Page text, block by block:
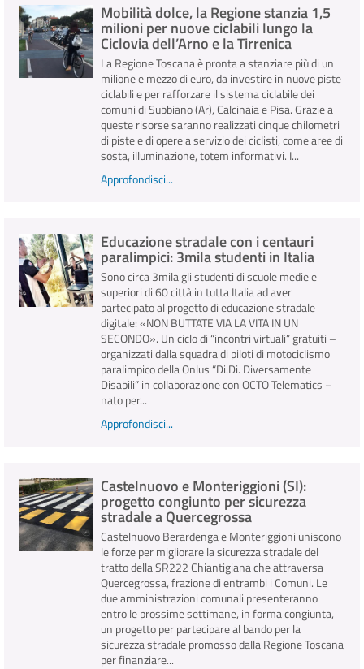
Mobilità dolce, la Regione stanzia 1,5
milioni per nuove ciclabili lungo la
Ciclovia dell’Arno e la Tirrenica
La Regione Toscana è pronta a stanziare più di un
milione e mezzo di euro, da investire in nuove piste
ciclabili e per rafforzare il sistema ciclabile dei
comuni di Subbiano (Ar), Calcinaia e Pisa. Grazie a
queste risorse saranno realizzati cinque chilometri
di piste e di opere a servizio dei ciclisti, come aree di
sosta, illuminazione, totem informativi. I...
Approfondisci...
Educazione stradale con i centauri
paralimpici: 3mila studenti in Italia
Sono circa 3mila gli studenti di scuole medie e
superiori di 60 città in tutta Italia ad aver
partecipato al progetto di educazione stradale
digitale: «NON BUTTATE VIA LA VITA IN UN
SECONDO». Un ciclo di “incontri virtuali” gratuiti –
organizzati dalla squadra di piloti di motociclismo
paralimpico della Onlus “Di.Di. Diversamente
Disabili” in collaborazione con OCTO Telematics –
nato per...
Approfondisci...
Castelnuovo e Monteriggioni (SI):
progetto congiunto per sicurezza
stradale a Quercegrossa
Castelnuovo Berardenga e Monteriggioni uniscono
le forze per migliorare la sicurezza stradale del
tratto della SR222 Chiantigiana che attraversa
Quercegrossa, frazione di entrambi i Comuni. Le
due amministrazioni comunali presenteranno
entro le prossime settimane, in forma congiunta,
un progetto per partecipare al bando per la
sicurezza stradale promosso dalla Regione Toscana
per finanziare...